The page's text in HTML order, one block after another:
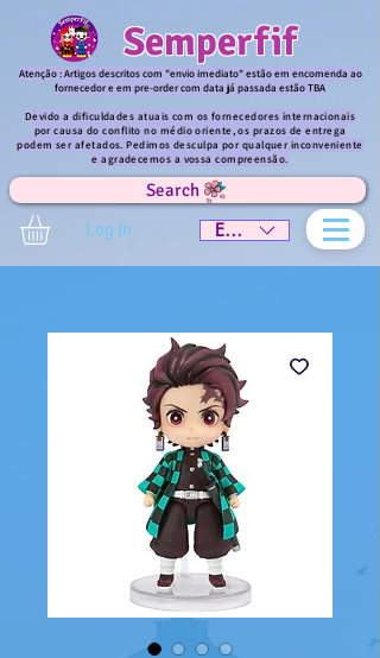
Semperfif
Atenção : Artigos descritos com "envio imediato" estão em encomenda ao
fornecedor e em pre-order com data já passada estão TBA
Devido a dificuldades atuais com os fornecedores internacionais
por causa do conflito no médio oriente, os prazos de entrega
podem ser afetados. Pedimos desculpa por qualquer inconveniente
e agradecemos a vossa compreensão.
Search
Log In
EUR (€)